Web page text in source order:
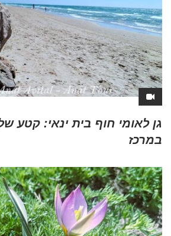
גן לאומי חוף בית ינאי: קטע
במרכז